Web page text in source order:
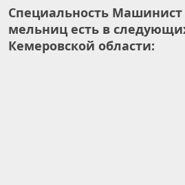
Специальность
мельниц есть в
Кемеровской области: